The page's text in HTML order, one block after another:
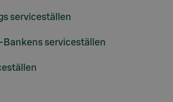
serviceställen
serviceställen